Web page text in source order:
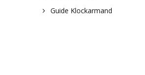
Guide Klockarmand